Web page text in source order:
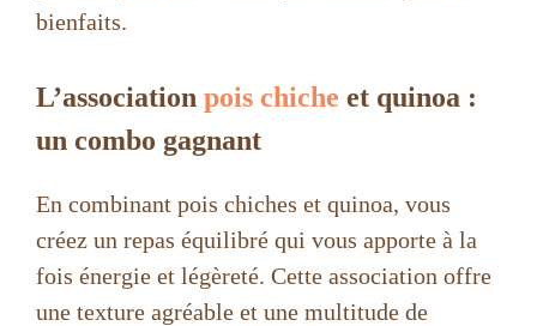
bienfaits.
L’association pois chiche et quinoa :
un combo gagnant
En combinant pois chiches et quinoa, vous
créez un repas équilibré qui vous apporte à la
fois énergie et légèreté. Cette association offre
une texture agréable et une multitude de